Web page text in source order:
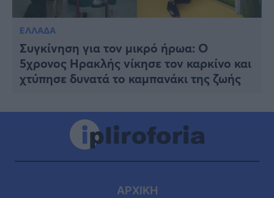
ΕΛΛΑΔΑ
Συγκίνηση για τον μικρό ήρωα: Ο
5χρονος Ηρακλής νίκησε τον καρκίνο και
χτύπησε δυνατά το καμπανάκι της ζωής
ΑΡΧΙΚΗ